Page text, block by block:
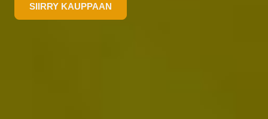
SIIRRY KAUPPAAN